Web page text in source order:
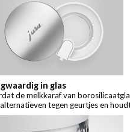
in glas
de melkkaraf van
tegen geurtjes en